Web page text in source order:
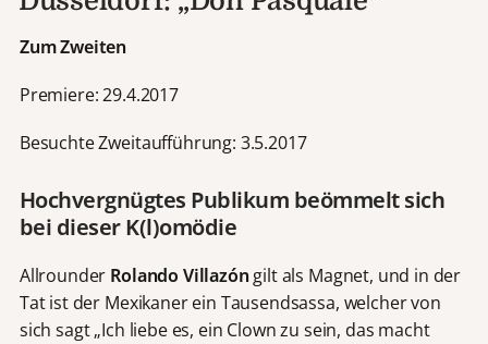
Zum Zweiten
Premiere: 29.4.2017
Besuchte Zweitaufführung: 3.5.2017
Hochvergnügtes Publikum beömmelt sich
bei dieser K(l)omödie
Allrounder Rolando Villazóngilt als Magnet, und in der
Tat ist der Mexikaner ein Tausendsassa, welcher von
sich sagt „Ich liebe es, ein Clown zu sein, das macht